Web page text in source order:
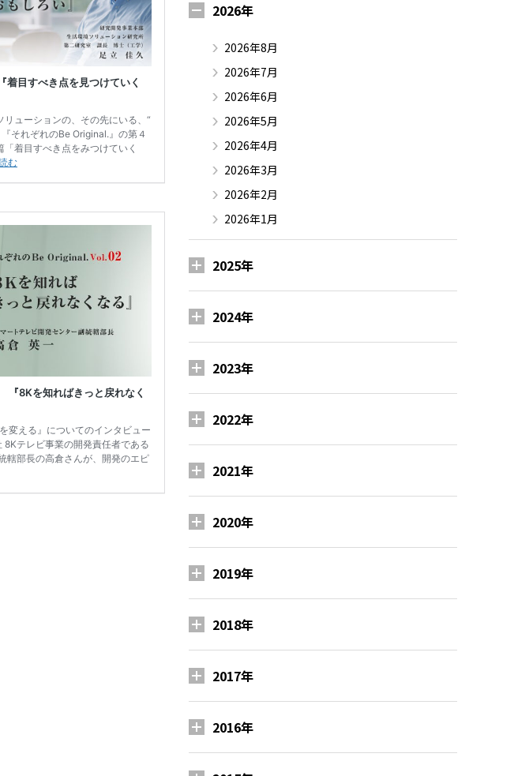
2026年
2026年8月
2026年7月
2026年6月
2026年5月
2026年4月
2026年3月
2026年2月
2026年1月
2025年
2024年
2023年
2022年
2021年
2020年
2019年
2018年
2017年
2016年